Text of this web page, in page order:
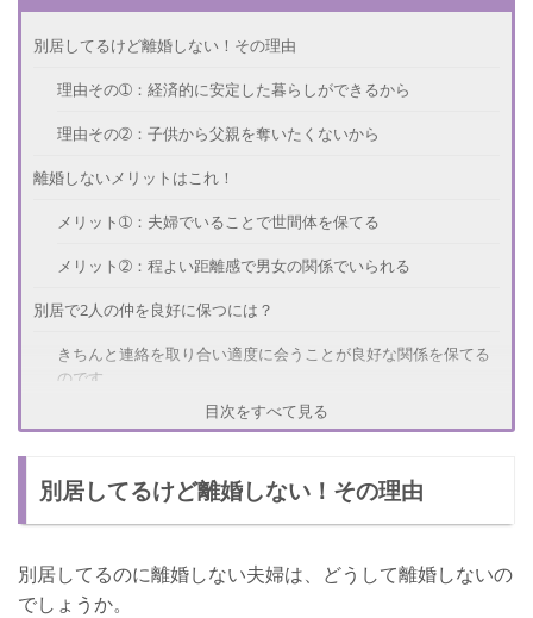
別居してるけど離婚しない！その理由
理由その➀：経済的に安定した暮らしができるから
理由その➁：子供から父親を奪いたくないから
離婚しないメリットはこれ！
メリット➀：夫婦でいることで世間体を保てる
メリット➁：程よい距離感で男女の関係でいられる
別居で2人の仲を良好に保つには？
きちんと連絡を取り合い適度に会うことが良好な関係を保てる
のです。
別居中だけど離婚しない人のエピソード
目次をすべて見る
別居してるけど離婚しない！その理由
別居してるのに離婚しない夫婦は、どうして離婚しないの
でしょうか。